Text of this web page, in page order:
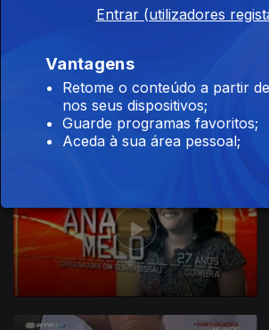
Entrar (utilizadores
Vantagens
Retome o conteúdo a partir
nos seus dispositivos;
Guarde programas favoritos;
Aceda à sua área pessoal;